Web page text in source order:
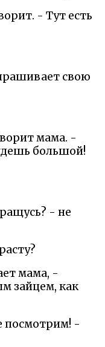
- Тут есть
свою
мама. -
большой!
- не
мама, -
зайцем, как
посмотрим! -